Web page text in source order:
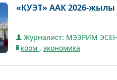
«КУЭТ» ААК 2026-жылы
Журналист: МЭЭРИМ
коом , экономика